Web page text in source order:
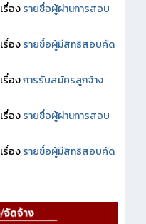
รื่องรายชื่อผู้ผ่านการสอบ
รื่องรายชื่อผู้มีสิทธิสอบคัด
รื่องการรับสมัครลูกจ้าง
รื่องรายชื่อผู้ผ่านการสอบ
รื่องรายชื่อผู้มีสิทธิสอบคัด